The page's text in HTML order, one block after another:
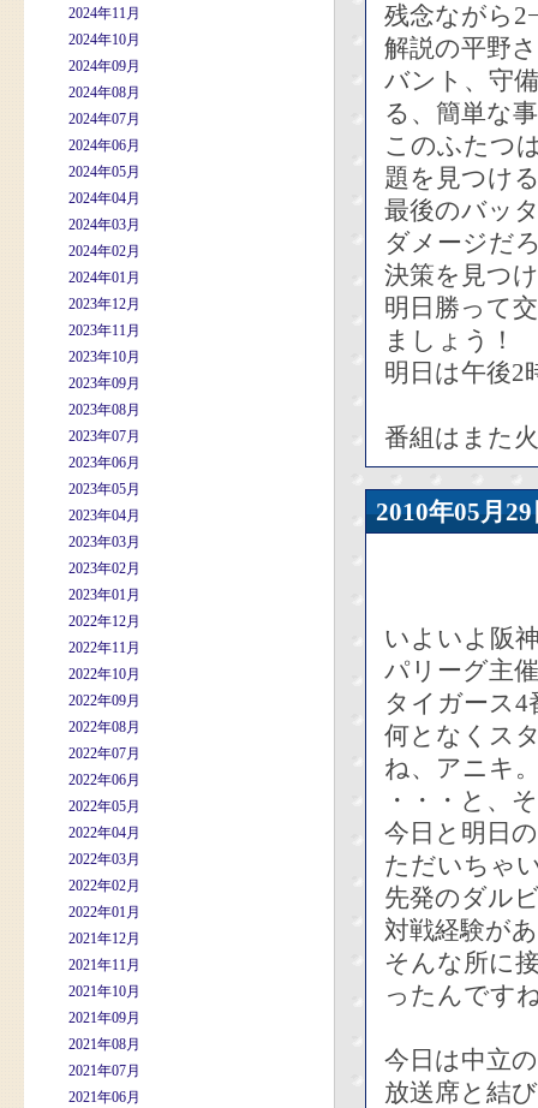
2024年11月
2024年10月
2024年09月
2024年08月
2024年07月
2024年06月
2024年05月
2024年04月
2024年03月
2024年02月
2024年01月
2023年12月
2023年11月
2023年10月
2023年09月
2023年08月
2023年07月
2023年06月
2023年05月
2023年04月
2023年03月
2023年02月
2023年01月
2022年12月
2022年11月
2022年10月
2022年09月
2022年08月
2022年07月
2022年06月
2022年05月
2022年04月
2022年03月
2022年02月
2022年01月
2021年12月
2021年11月
2021年10月
2021年09月
2021年08月
2021年07月
2021年06月
残念ながら
解説の平野
バント、守
る、簡単な
このふたつ
題を見つけ
最後のバッ
ダメージだ
決策を見つ
明日勝って
ましょう！
明日は午後2
番組はまた
2010年05
いよいよ阪
パリーグ主
タイガース4
何となくス
ね、アニキ
・・・と、
今日と明日
ただいちゃ
先発のダル
対戦経験が
そんな所に
ったんです
今日は中立
放送席と結